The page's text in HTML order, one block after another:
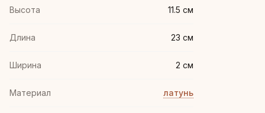
Высота 11.5 см
Длина 23 см
Ширина 2 см
Материал латунь